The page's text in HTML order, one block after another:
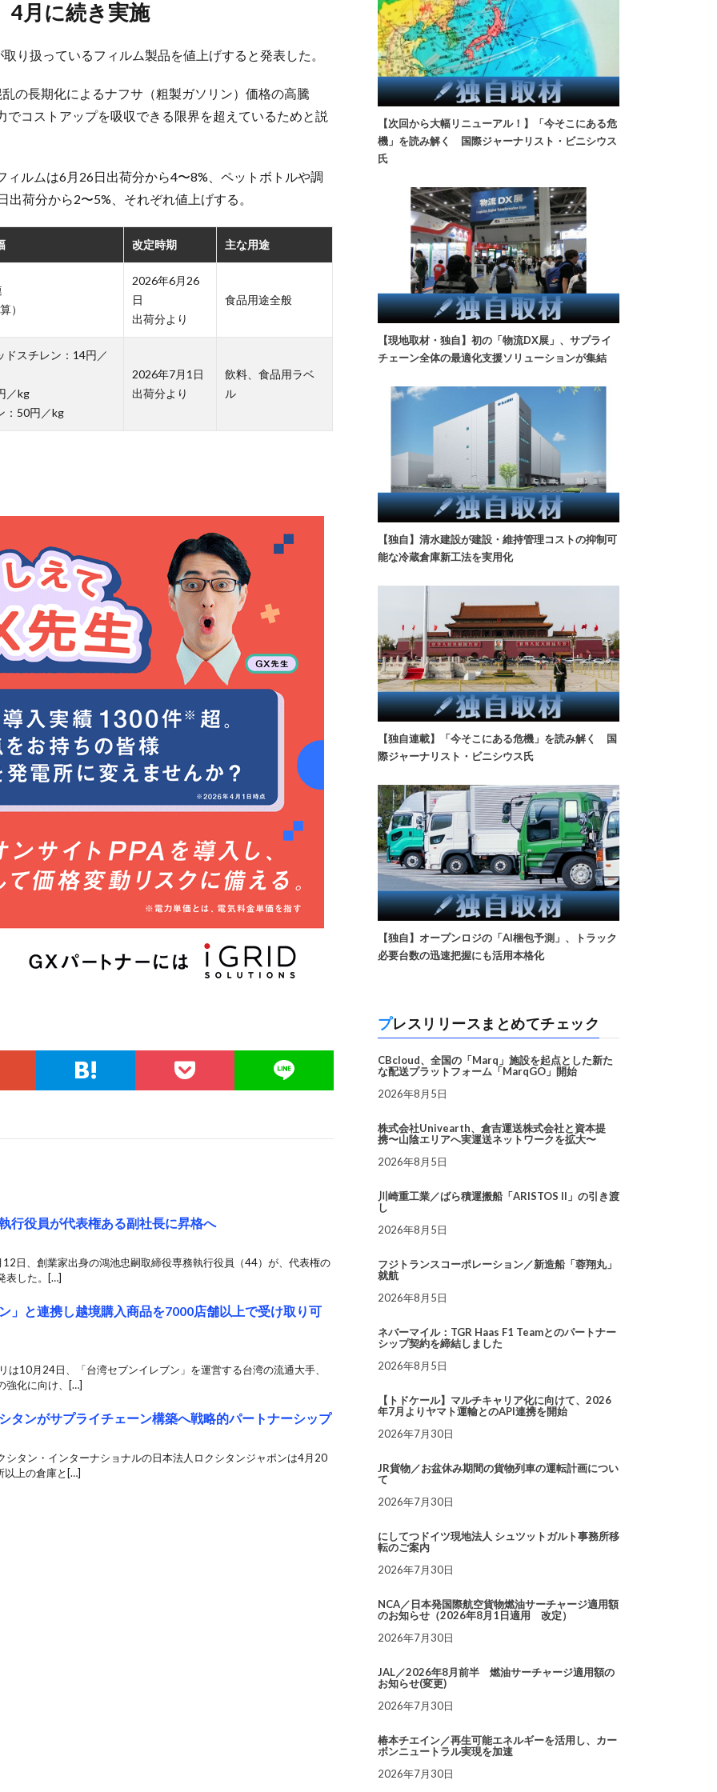
4月に続き実施
り扱っているフィルム製品を値上げすると発表した。
の長期化によるナフサ（粗製ガソリン）価格の高騰
コストアップを吸収できる限界を超えているためと説
ルムは6月26日出荷分から4〜8%、ペットボトルや調
荷分から2〜5%、それぞれ値上げする。
改定時期 主な用途
）
2026年6月26
日
出荷分より
食品用途全般
ドスチレン：14円／
／kg
：50円／kg
2026年7月1日
出荷分より
飲料、食品用ラベ
ル
行役員が代表権ある副社長に昇格へ
日、創業家出身の鴻池忠嗣取締役専務執行役員（44）が、代表権の
表した。[…]
」と連携し越境購入商品を7000店舗以上で受け取り可
は10月24日、「台湾セブンイレブン」を運営する台湾の流通大手、
強化に向け、[…]
タンがサプライチェーン構築へ戦略的パートナーシップ
シタン・インターナショナルの日本法人ロクシタンジャポンは4月20
以上の倉庫と[…]
【次回から大幅リニューアル！】「今そこにある危
機」を読み解く 国際ジャーナリスト・ビニシウス
氏
【現地取材・独自】初の「物流DX展」、サプライ
チェーン全体の最適化支援ソリューションが集結
【独自】清水建設が建設・維持管理コストの抑制可
能な冷蔵倉庫新工法を実用化
【独自連載】「今そこにある危機」を読み解く 国
際ジャーナリスト・ビニシウス氏
【独自】オープンロジの「AI梱包予測」、トラック
必要台数の迅速把握にも活用本格化
プレスリリースまとめてチェック
CBcloud、全国の「Marq」施設を起点とした新た
な配送プラットフォーム「MarqGO」開始
2026年8月5日
株式会社Univearth、倉吉運送株式会社と資本提
携〜山陰エリアへ実運送ネットワークを拡大〜
2026年8月5日
川崎重工業／ばら積運搬船「ARISTOS II」の引き渡
し
2026年8月5日
フジトランスコーポレーション／新造船「蓉翔丸」
就航
2026年8月5日
ネバーマイル：TGR Haas F1 Teamとのパートナー
シップ契約を締結しました
2026年8月5日
【トドケール】マルチキャリア化に向けて、2026
年7月よりヤマト運輸とのAPI連携を開始
2026年7月30日
JR貨物／お盆休み期間の貨物列車の運転計画につい
て
2026年7月30日
にしてつドイツ現地法人 シュツットガルト事務所移
転のご案内
2026年7月30日
NCA／日本発国際航空貨物燃油サーチャージ適用額
のお知らせ（2026年8月1日適用 改定）
2026年7月30日
JAL／2026年8月前半 燃油サーチャージ適用額の
お知らせ(変更)
2026年7月30日
椿本チエイン／再生可能エネルギーを活用し、カー
ボンニュートラル実現を加速
2026年7月30日